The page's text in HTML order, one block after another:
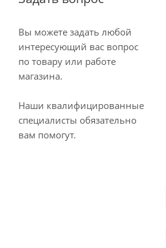
Вы можете задать любой
интересующий вас вопрос
по товару или работе
магазина.
Наши квалифицированные
специалисты обязательно
вам помогут.